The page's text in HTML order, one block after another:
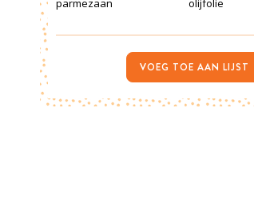
parmezaan olijfolie
VOEG TOE AAN LIJST